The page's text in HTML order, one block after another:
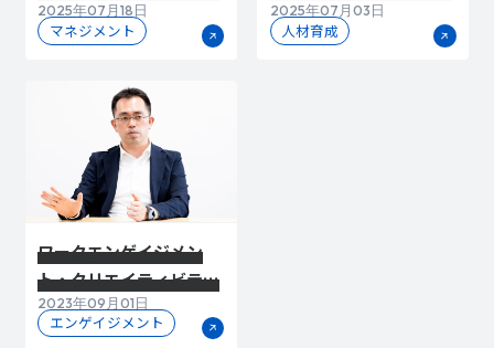
境を築くには
2025年07月18日
マネジメント
すには
2025年07月03日
人材育成
ワークエンゲイジメン
ト・クリエイティビティ
向上の鍵は、自律性と地
道な取り組み
2023年09月01日
エンゲイジメント